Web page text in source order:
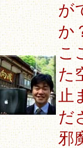
が
か
こ
た
止
だ
邪